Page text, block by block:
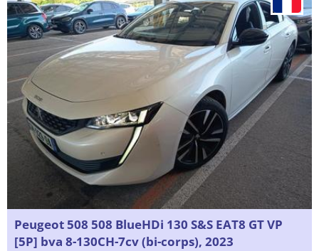
Peugeot 508 508 BlueHDi 130 S&S EAT8 GT VP
[5P] bva 8-130CH-7cv (bi-corps), 2023